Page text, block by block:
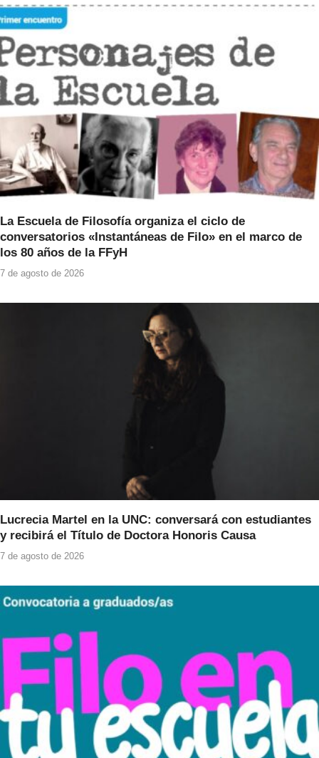
o
o
k
p
La Escuela de Filosofía organiza el ciclo de
conversatorios «Instantáneas de Filo» en el marco de
los 80 años de la FFyH
7 de agosto de 2026
Lucrecia Martel en la UNC: conversará con estudiantes
y recibirá el Título de Doctora Honoris Causa
7 de agosto de 2026